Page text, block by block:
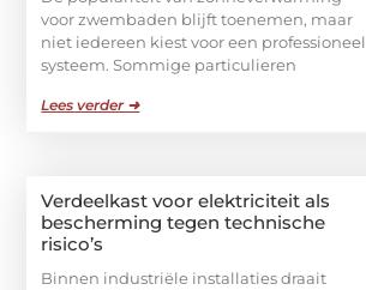
voor zwembaden blijft toenemen, maar
niet iedereen kiest voor een professioneel
systeem. Sommige particulieren
Lees verder ➜
Verdeelkast voor elektriciteit als
bescherming tegen technische
risico’s
Binnen industriële installaties draait